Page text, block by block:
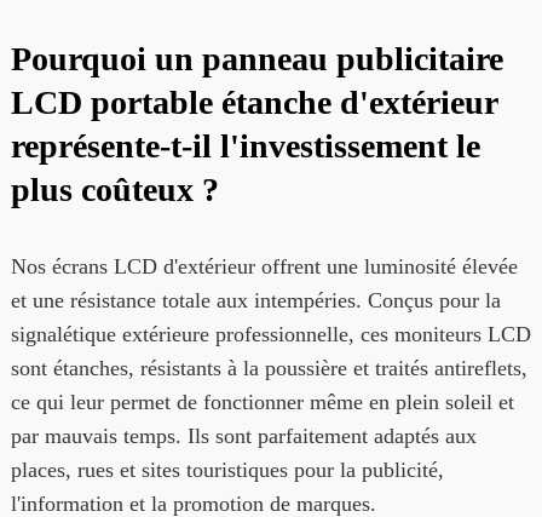
Pourquoi un panneau publicitaire
LCD portable étanche d'extérieur
représente-t-il l'investissement le
plus coûteux ?
Nos écrans LCD d'extérieur offrent une luminosité élevée
et une résistance totale aux intempéries. Conçus pour la
signalétique extérieure professionnelle, ces moniteurs LCD
sont étanches, résistants à la poussière et traités antireflets,
ce qui leur permet de fonctionner même en plein soleil et
par mauvais temps. Ils sont parfaitement adaptés aux
places, rues et sites touristiques pour la publicité,
l'information et la promotion de marques.